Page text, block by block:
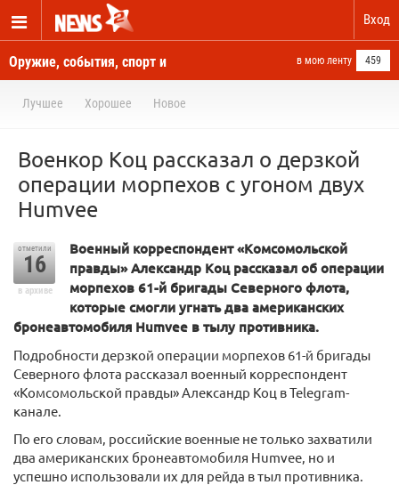
Вход
Оружие, события, спорт и
новости отовсюду
в мою ленту 459
Лучшее Хорошее Новое
Военкор Коц рассказал о дерзкой
операции морпехов с угоном двух
Humvee
отметили
16
в архиве
Военный корреспондент «Комсомольской
правды» Александр Коц рассказал об операции
морпехов 61-й бригады Северного флота,
которые смогли угнать два американских
бронеавтомобиля Humvee в тылу противника.
Подробности дерзкой операции морпехов 61-й бригады
Северного флота рассказал военный корреспондент
«Комсомольской правды» Александр Коц в Telegram-
канале.
По его словам, российские военные не только захватили
два американских бронеавтомобиля Humvee, но и
успешно использовали их для рейда в тыл противника.